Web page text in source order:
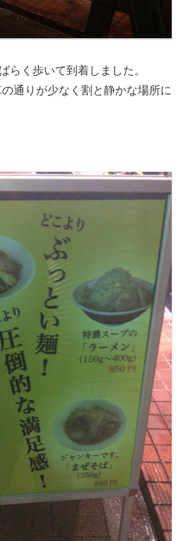
らく歩いて到着しました。
通りが少なく割と静かな場所に